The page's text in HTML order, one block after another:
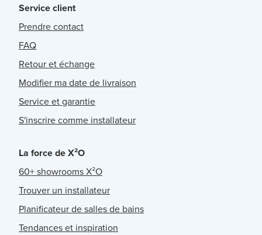
Service client
Prendre contact
FAQ
Retour et échange
Modifier ma date de livraison
Service et garantie
S'inscrire comme installateur
La force de X²O
60+ showrooms X²O
Trouver un installateur
Planificateur de salles de bains
Tendances et inspiration